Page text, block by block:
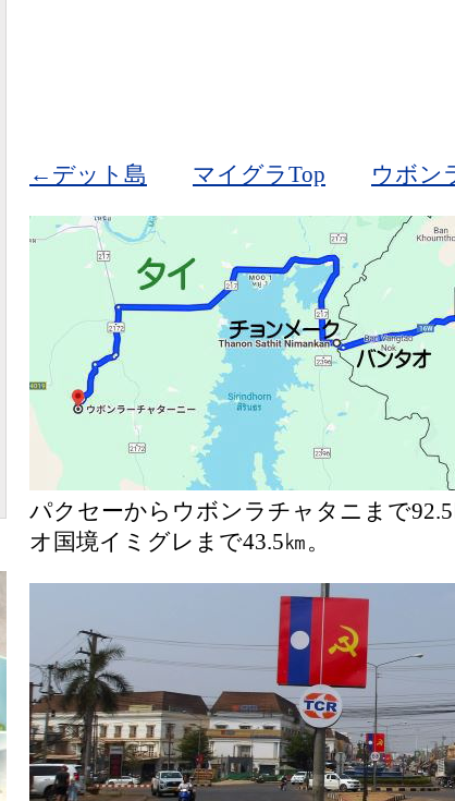
←デット島 マイグラTop ウボン
パクセーからウボンラチャタニまで
オ国境イミグレまで43.5㎞。